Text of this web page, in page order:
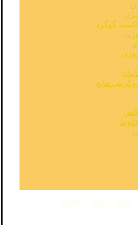
گوگرد
مایع